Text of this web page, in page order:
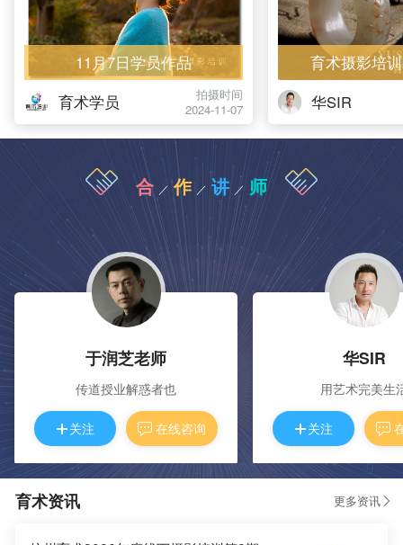
11月7日学员作品
育术学员
拍摄时间
2024-11-07
育术摄影培
华SIR
合 ／ 作 ／ 讲 ／ 师
于润芝老师
传道授业解惑者也
关注 在线咨询
华SIR
用艺术完美生
关注
育术资讯 更多资讯